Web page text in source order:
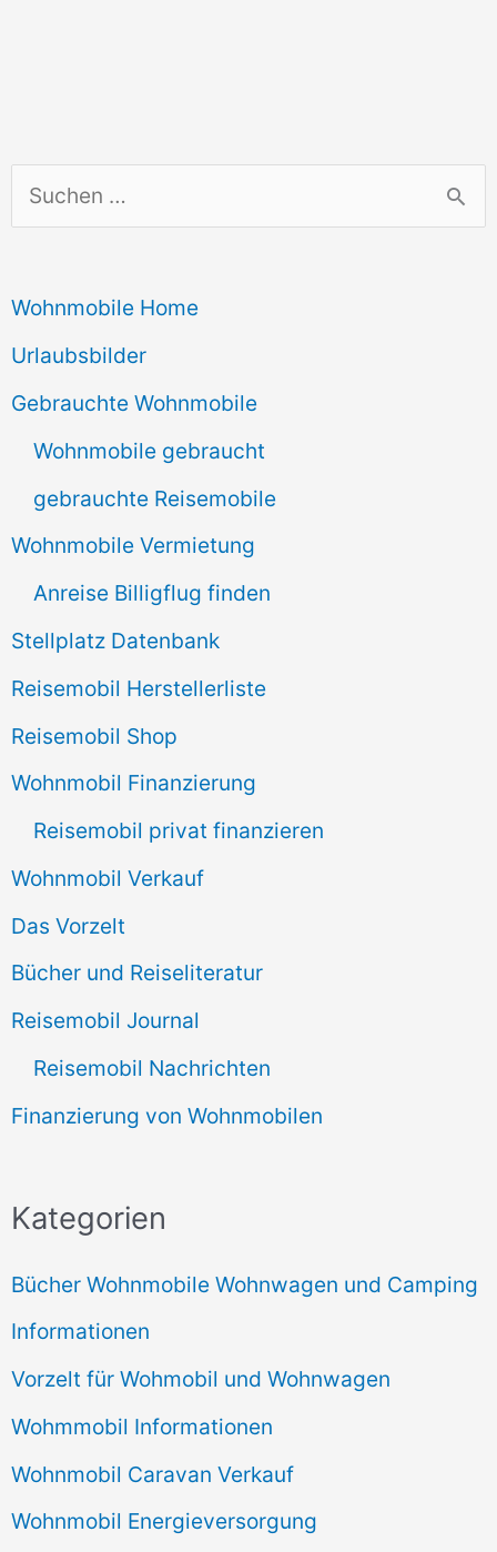
u
h
e
n
Wohnmobile Home
Urlaubsbilder
Gebrauchte Wohnmobile
Wohnmobile gebraucht
gebrauchte Reisemobile
Wohnmobile Vermietung
Anreise Billigflug finden
Stellplatz Datenbank
Reisemobil Herstellerliste
Reisemobil Shop
Wohnmobil Finanzierung
Reisemobil privat finanzieren
Wohnmobil Verkauf
Das Vorzelt
Bücher und Reiseliteratur
Reisemobil Journal
Reisemobil Nachrichten
Finanzierung von Wohnmobilen
Kategorien
Bücher Wohnmobile Wohnwagen und Camping
Informationen
Vorzelt für Wohmobil und Wohnwagen
Wohmmobil Informationen
Wohnmobil Caravan Verkauf
Wohnmobil Energieversorgung